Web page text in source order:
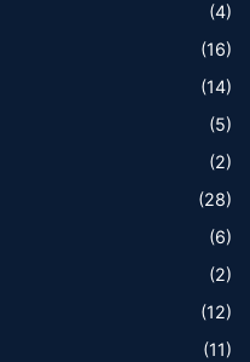
(4)
(16)
(14)
(5)
(2)
(28)
(6)
(2)
(12)
(11)